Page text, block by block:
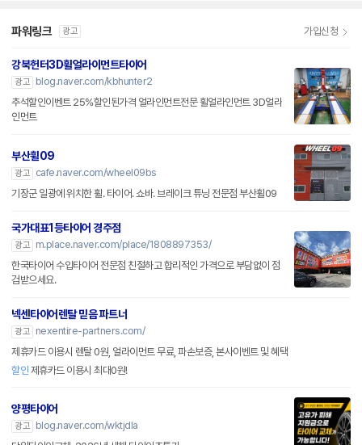
파워링크 광고 가입신청
강북헌터3D휠얼라이먼트타이어
광고
blog.naver.com/kbhunter2
추석할인이벤트 25%할인된가격 얼라인먼트전문 휠얼라인먼트 3D얼라
인먼트
부산휠09
광고
cafe.naver.com/wheel09bs
기장군 일광에 위치한 휠. 타이어. 쇼바. 브레이크 튜닝 전문점 부산휠09
국가대표1등타이어 경주점
광고
m.place.naver.com/place/1808897353/
한국타이어 수입타이어 전문점 친절하고 합리적인 가격으로 부담없이 점
검받으세요.
넥센타이어렌탈 믿음 파트너
광고
nexentire-partners.com/
제휴카드 이용시 렌탈 0원, 얼라이먼트 무료, 파손보증, 본사이벤트 및 혜택
할인 제휴카드 이용시 최대0원!
양평타이어
광고
blog.naver.com/wktjdla